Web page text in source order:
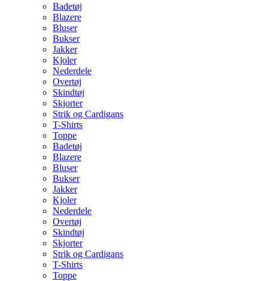
Badetøj
Blazere
Bluser
Bukser
Jakker
Kjoler
Nederdele
Overtøj
Skindtøj
Skjorter
Strik og Cardigans
T-Shirts
Toppe
Badetøj
Blazere
Bluser
Bukser
Jakker
Kjoler
Nederdele
Overtøj
Skindtøj
Skjorter
Strik og Cardigans
T-Shirts
Toppe